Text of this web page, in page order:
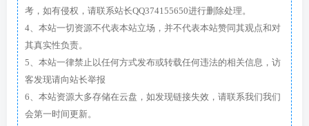
考，如有侵权，请联系站长QQ374155650进行删除处理。
4、本站一切资源不代表本站立场，并不代表本站赞同其观点和对
其真实性负责。
5、本站一律禁止以任何方式发布或转载任何违法的相关信息，访
客发现请向站长举报
6、本站资源大多存储在云盘，如发现链接失效，请联系我们我们
会第一时间更新。